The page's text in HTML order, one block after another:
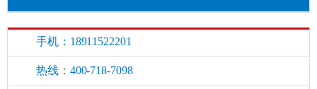
手机：18911522201
热线：400-718-7098